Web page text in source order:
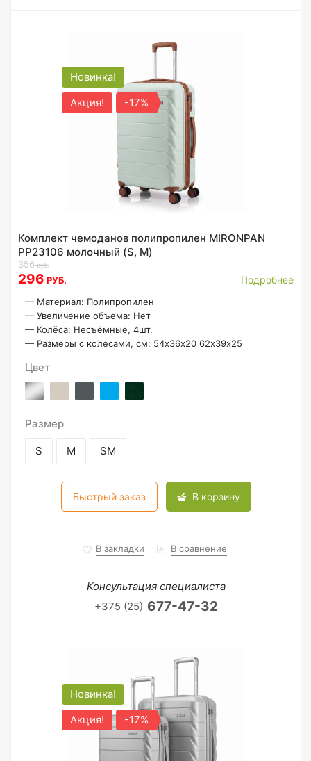
Новинка!
Акция!
-17%
Комплект чемоданов полипропилен MIRONPAN
PP23106 молочный (S, M)
356руб.
296 РУБ. Подробнее
— Материал: Полипропилен
— Увеличение объема: Нет
— Колёса: Несъёмные, 4шт.
— Размеры с колесами, см: 54х36х20 62х39х25
Цвет
Размер
S M SM
Быстрый заказ В корзину
В закладки В сравнение
Консультация специалиста
+375 (25) 677-47-32
Новинка!
Акция!
-17%